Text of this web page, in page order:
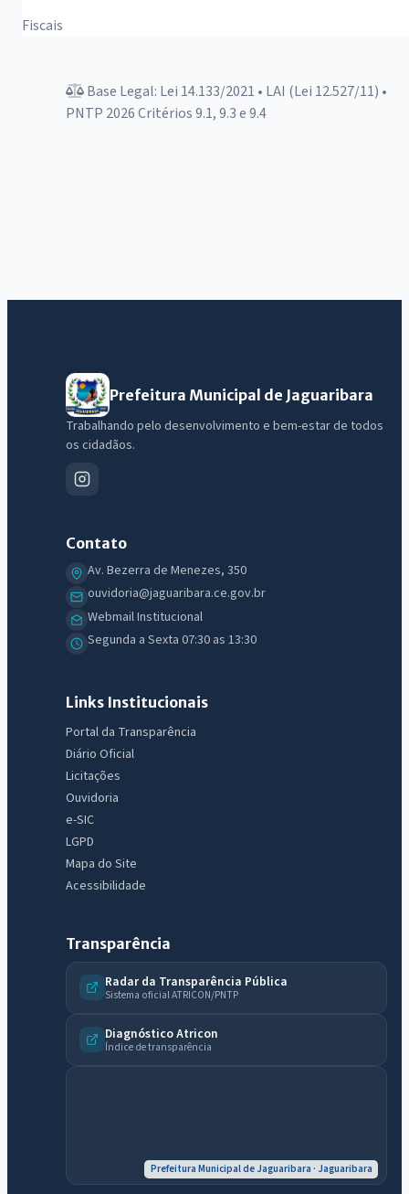
Fiscais
Base Legal: Lei 14.133/2021 • LAI (Lei 12.527/11) •
PNTP 2026 Critérios 9.1, 9.3 e 9.4
Prefeitura Municipal de Jaguaribara
Trabalhando pelo desenvolvimento e bem-estar de todos
os cidadãos.
Contato
Av. Bezerra de Menezes, 350
ouvidoria@jaguaribara.ce.gov.br
Webmail Institucional
Segunda a Sexta 07:30 as 13:30
Links Institucionais
Portal da Transparência
Diário Oficial
Licitações
Ouvidoria
e-SIC
LGPD
Mapa do Site
Acessibilidade
Transparência
Radar da Transparência Pública
Sistema oficial ATRICON/PNTP
Diagnóstico Atricon
Índice de transparência
Prefeitura Municipal de Jaguaribara · Jaguaribara
IntGest AI
Assistente do Portal